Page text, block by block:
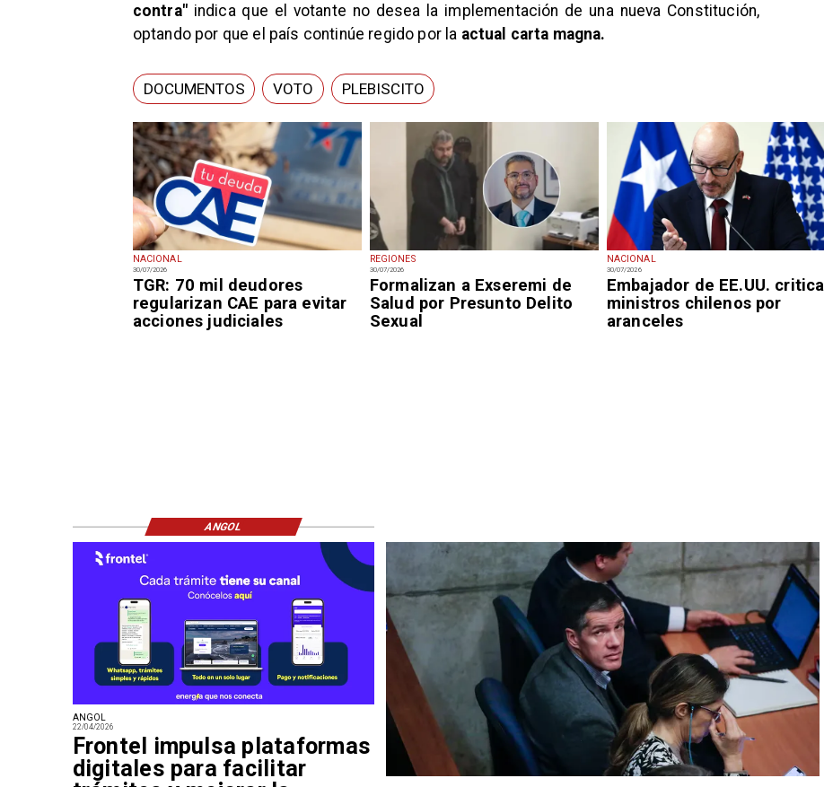
NACIONAL
30/07/2026
TGR: 70 mil deudores
regularizan CAE para evitar
acciones judiciales
REGIONES
30/07/2026
Formalizan a Exseremi de
Salud por Presunto Delito
Sexual
NACIONAL
30/07/2026
Embajador de EE.UU. critica
ministros chilenos por
aranceles
contra"indica que el votante no desea la implementación de una nueva Constitución,
optando por que el país continúe regido por la actual carta magna.
DOCUMENTOS VOTO PLEBISCITO
ANGOL
22/04/2026
Frontel impulsa plataformas
digitales para facilitar
ANGOL